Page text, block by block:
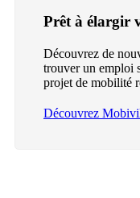
Prêt à élargir
Découvrez de
trouver un emploi
projet de mobilité
Découvrez